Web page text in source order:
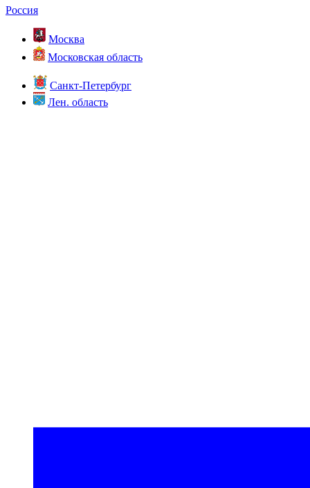
Россия
Москва
Московская область
Санкт-Петербург
Лен. область